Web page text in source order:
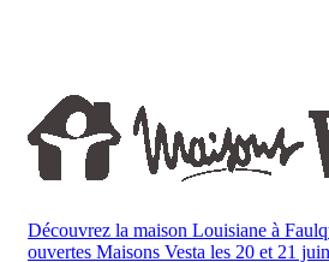
Découvrez la maison Louisiane à
ouvertes Maisons Vesta les 20 et 21